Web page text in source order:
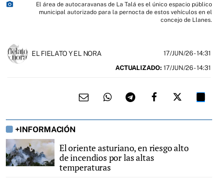
photo_camera
El área de autocaravanas de La Talá es el único espacio público
municipal autorizado para la pernocta de estos vehículos en el
concejo de Llanes.
EL FIELATO Y EL NORA 17/JUN/26- 14:31
ACTUALIZADO: 17/JUN/26 - 14:31
+INFORMACIÓN
El oriente asturiano, en riesgo alto
de incendios por las altas
temperaturas